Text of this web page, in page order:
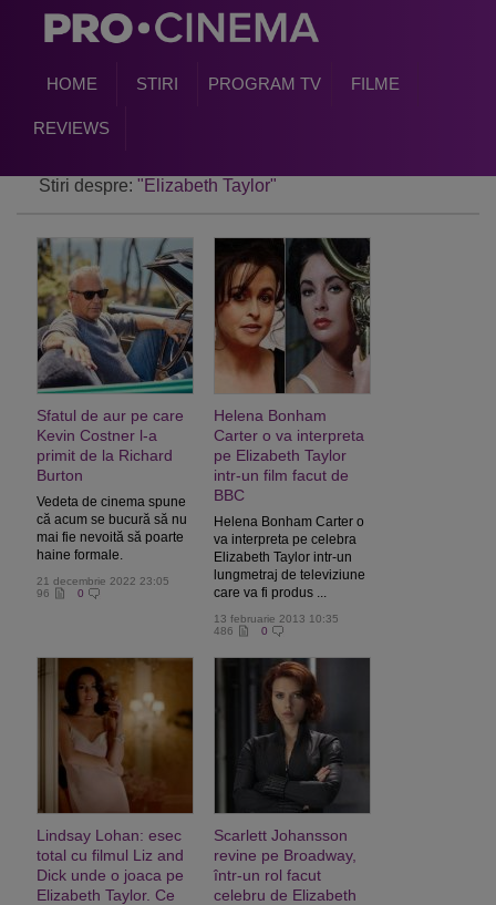
HOME STIRI PROGRAM TV FILME
REVIEWS
Stiri despre: "Elizabeth Taylor"
Sfatul de aur pe care
Kevin Costner l-a
primit de la Richard
Burton
Vedeta de cinema spune
că acum se bucură să nu
mai fie nevoită să poarte
haine formale.
21 decembrie 2022 23:05
96
0
Helena Bonham
Carter o va interpreta
pe Elizabeth Taylor
intr-un film facut de
BBC
Helena Bonham Carter o
va interpreta pe celebra
Elizabeth Taylor intr-un
lungmetraj de televiziune
care va fi produs ...
13 februarie 2013 10:35
486
0
Lindsay Lohan: esec
total cu filmul Liz and
Dick unde o joaca pe
Elizabeth Taylor. Ce
Scarlett Johansson
revine pe Broadway,
într-un rol facut
celebru de Elizabeth